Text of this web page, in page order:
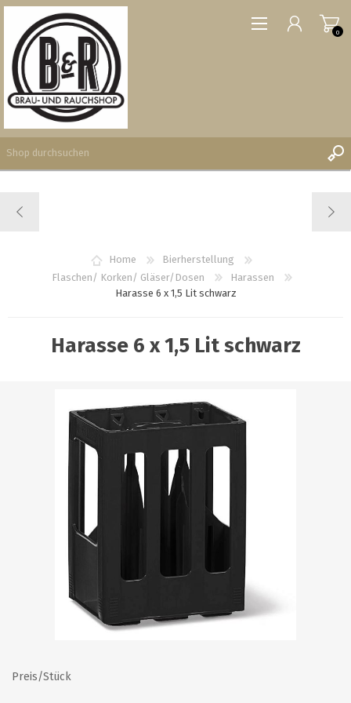
WUNSCHLISTE
0
0
Home
Bierherstellung
Flaschen/ Korken/ Gläser/Dosen
Harassen
Harasse 6 x 1,5 Lit schwarz
Harasse 6 x 1,5 Lit schwarz
Preis/Stück